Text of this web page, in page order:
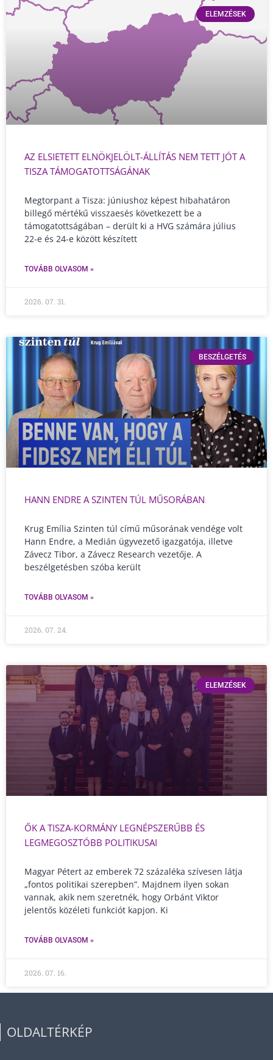
ELEMZÉSEK
AZ ELSIETETT ELNÖKJELÖLT-ÁLLÍTÁS NEM TETT JÓT A
TISZA TÁMOGATOTTSÁGÁNAK
Megtorpant a Tisza: júniushoz képest hibahatáron
billegő mértékű visszaesés következett be a
támogatottságában – derült ki a HVG számára július
22-e és 24-e között készített
TOVÁBB OLVASOM »
2026. 07. 31.
BESZÉLGETÉS
HANN ENDRE A SZINTEN TÚL MŰSORÁBAN
Krug Emília Szinten túl című műsorának vendége volt
Hann Endre, a Medián ügyvezető igazgatója, illetve
Závecz Tibor, a Závecz Research vezetője. A
beszélgetésben szóba került
TOVÁBB OLVASOM »
2026. 07. 24.
ELEMZÉSEK
ŐK A TISZA-KORMÁNY LEGNÉPSZERŰBB ÉS
LEGMEGOSZTÓBB POLITIKUSAI
Magyar Pétert az emberek 72 százaléka szívesen látja
„fontos politikai szerepben”. Majdnem ilyen sokan
vannak, akik nem szeretnék, hogy Orbánt Viktor
jelentős közéleti funkciót kapjon. Ki
TOVÁBB OLVASOM »
2026. 07. 16.
OLDALTÉRKÉP